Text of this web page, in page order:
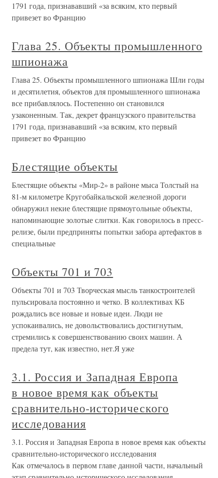
1791 года, признававший «за всяким, кто первый
привезет во Францию
Глава 25. Объекты промышленного
шпионажа
Глава 25. Объекты промышленного шпионажа Шли годы
и десятилетия, объектов для промышленного шпионажа
все прибавлялось. Постепенно он становился
узаконенным. Так, декрет французского правительства
1791 года, признававший «за всяким, кто первый
привезет во Францию
Блестящие объекты
Блестящие объекты «Мир-2» в районе мыса Толстый на
81-м километре Кругобайкальской железной дороги
обнаружил некие блестящие прямоугольные объекты,
напоминающие золотые слитки. Как говорилось в пресс-
релизе, были предприняты попытки забора артефактов в
специальные
Объекты 701 и 703
Объекты 701 и 703 Творческая мысль танкостроителей
пульсировала постоянно и четко. В коллективах КБ
рождались все новые и новые идеи. Люди не
успокаивались, не довольствовались достигнутым,
стремились к совершенствованию своих машин. А
предела тут, как известно, нет.Я уже
3.1. Россия и Западная Европа
в новое время как объекты
сравнительно-исторического
исследования
3.1. Россия и Западная Европа в новое время как объекты
сравнительно-исторического исследования
Как отмечалось в первом главе данной части, начальный